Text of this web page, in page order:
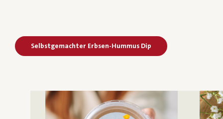
Selbstgemachter Erbsen-Hummus Dip